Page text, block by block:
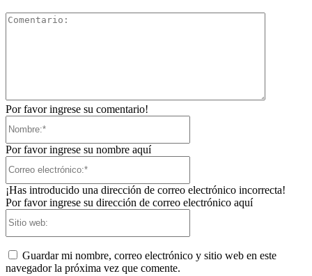
Por favor ingrese su comentario!
Por favor ingrese su nombre aquí
¡Has introducido una dirección de correo electrónico incorrecta!
Por favor ingrese su dirección de correo electrónico aquí
Guardar mi nombre, correo electrónico y sitio web en este
navegador la próxima vez que comente.